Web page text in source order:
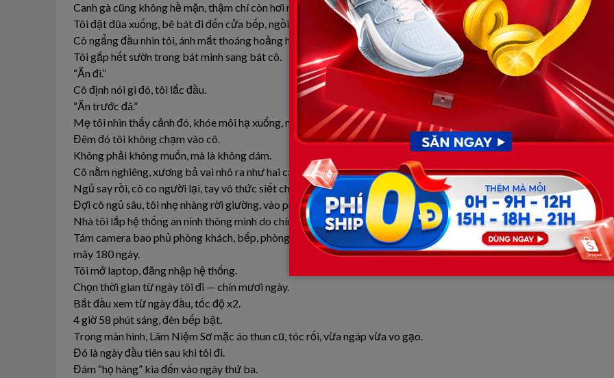
Canh gà cũng không hề mặn, thậm chí còn hơi nhạt.
Tôi đặt đũa xuống, bê bát đi đến cửa bếp, ngồi xuống cạnh cô.
Cô ngẩng đầu nhìn tôi, ánh mắt thoáng hoảng hốt, như sợ tôi cũng sẽ trách mắng.
Tôi gắp hết sườn trong bát mình sang bát cô.
“Ăn đi.”
Cô định nói gì đó, tôi lắc đầu.
“Ăn trước đã.”
Mẹ tôi nhìn thấy cảnh đó, khóe môi hạ xuống, nhưng trước mặt “họ hàng” không nói gì.
Đêm đó tôi không chạm vào cô.
Không phải không muốn, mà là không dám.
Cô nằm nghiêng, xương bả vai nhô ra như hai cánh bướm, từng đốt sống hiện rõ.
Ngủ say rồi, cô co người lại, tay vô thức siết chặt góc chăn, lông mày nhíu lại như đang gặp ác mộng.
Đợi cô ngủ sâu, tôi nhẹ nhàng rời giường, vào phòng sách.
Nhà tôi lắp hệ thống an ninh thông minh do chính tôi thiết kế.
Tám camera bao phủ phòng khách, bếp, phòng ăn, hành lang, ban công và cửa chính, dữ liệu lưu trên đám
mây 180 ngày.
Tôi mở laptop, đăng nhập hệ thống.
Chọn thời gian từ ngày tôi đi — chín mươi ngày.
Bắt đầu xem từ ngày đầu, tốc độ x2.
4 giờ 58 phút sáng, đèn bếp bật.
Trong màn hình, Lâm Niệm Sơ mặc áo thun cũ, tóc rối, vừa ngáp vừa vo gạo.
Đó là ngày đầu tiên sau khi tôi đi.
Đám “họ hàng” kia đến vào ngày thứ ba.